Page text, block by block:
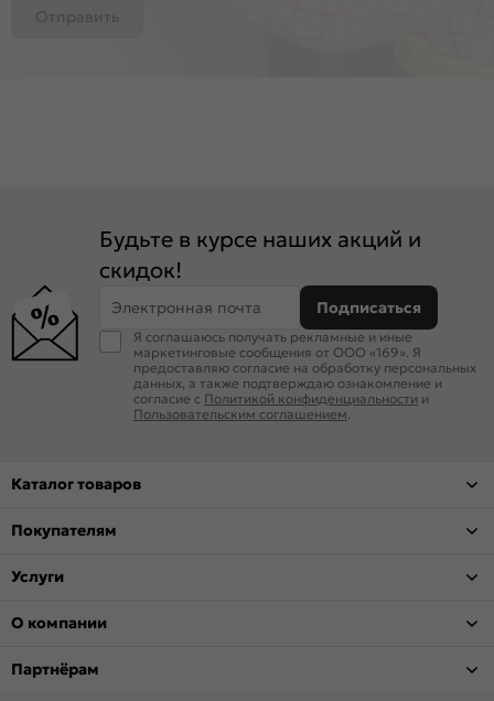
Отправить
Будьте в курсе наших акций и
скидок!
Электронная почта Подписаться
Я соглашаюсь получать рекламные и иные
маркетинговые сообщения от ООО «169». Я
предоставляю согласие на обработку персональных
данных, а также подтверждаю ознакомление и
согласие с Политикой конфиденциальности и
Пользовательским соглашением.
Каталог товаров
Покупателям
Услуги
О компании
Партнёрам